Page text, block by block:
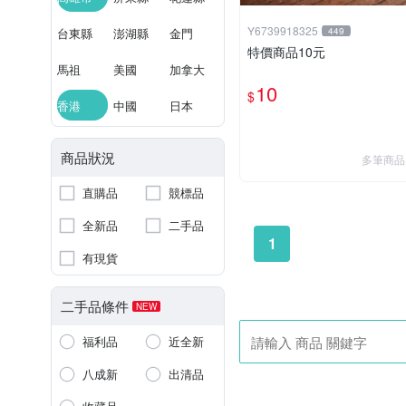
台東縣 澎湖縣 金門
馬祖 美國 加拿大
香港 中國 日本
商品狀況
直購品
競標品
全新品
二手品
有現貨
二手品條件 NEW
福利品
近全新
八成新
出清品
Y6739918325 449
特價商品10元
$10
多筆商品
1